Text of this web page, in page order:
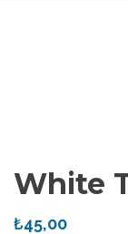
White
₺45,00